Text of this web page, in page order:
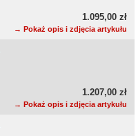
1.095,00 zł
→ Pokaż opis i zdjęcia artykułu
1.207,00 zł
→ Pokaż opis i zdjęcia artykułu